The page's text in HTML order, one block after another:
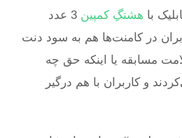
با هشتگِ کمپین
3 عدد
در کامنت‌ها هم به سود دنت
مسابقه یا اینکه حق چه
و کاربران با هم درگیر